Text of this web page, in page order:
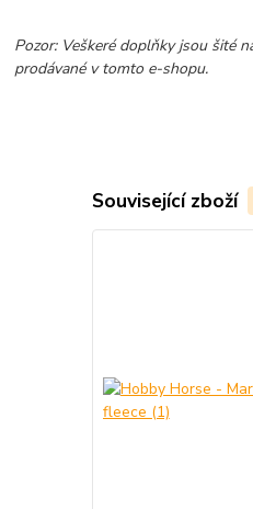
Pozor: Veškeré doplňky jsou šité
prodávané v tomto e-shopu.
Související zboží